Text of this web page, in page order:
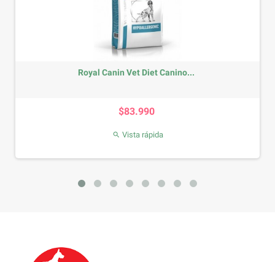
Royal Canin Vet Diet Canino...
$83.990
 Vista rápida